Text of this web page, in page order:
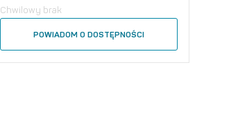
Chwilowy brak
POWIADOM O DOSTĘPNOŚCI